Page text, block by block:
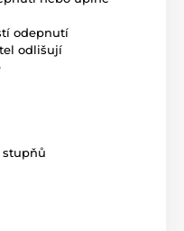
odepnutí
odlišují
stupňů